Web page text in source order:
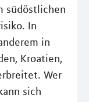
südöstlichen
In
in
Kroatien,
Wer
sich